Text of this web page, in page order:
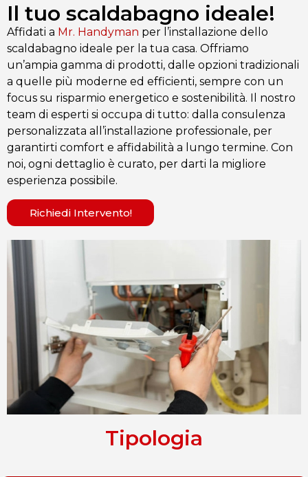
Il tuo scaldabagno ideale!
Affidati a Mr. Handyman per l’installazione dello
scaldabagno ideale per la tua casa. Offriamo
un’ampia gamma di prodotti, dalle opzioni tradizionali
a quelle più moderne ed efficienti, sempre con un
focus su risparmio energetico e sostenibilità. Il nostro
team di esperti si occupa di tutto: dalla consulenza
personalizzata all’installazione professionale, per
garantirti comfort e affidabilità a lungo termine. Con
noi, ogni dettaglio è curato, per darti la migliore
esperienza possibile.
Richiedi Intervento!
Tipologia